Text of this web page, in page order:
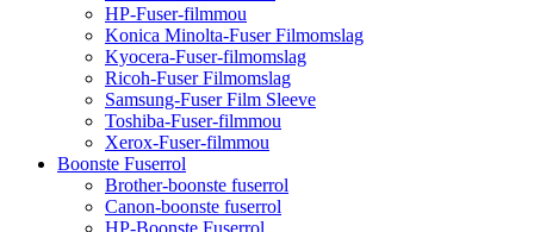
HP-Fuser-filmmou
Konica Minolta-Fuser Filmomslag
Kyocera-Fuser-filmomslag
Ricoh-Fuser Filmomslag
Samsung-Fuser Film Sleeve
Toshiba-Fuser-filmmou
Xerox-Fuser-filmmou
Boonste Fuserrol
Brother-boonste fuserrol
Canon-boonste fuserrol
HP-Boonste Fuserrol